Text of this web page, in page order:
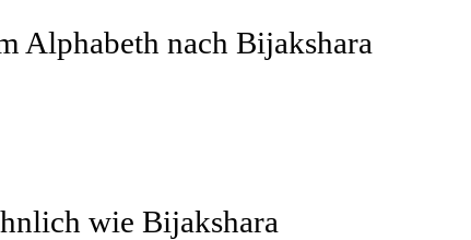
Alphabeth nach Bijakshara
wie Bijakshara